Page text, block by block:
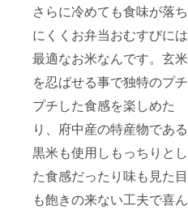
さらに冷めても食味が落ち
にくくお弁当おむすびには
最適なお米なんです。玄米
を忍ばせる事で独特のプチ
プチした食感を楽しめた
り、府中産の特産物である
黒米も使用しもっちりとし
た食感だったり味も見た目
も飽きの来ない工夫で喜ん